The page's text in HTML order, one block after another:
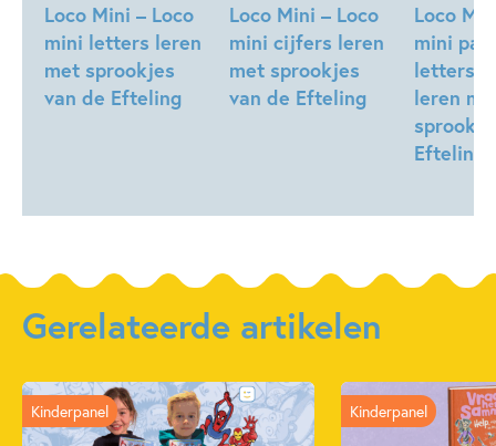
Loco Mini – Loco
mini letters leren
met sprookjes
van de Efteling
Loco Mini – Loco
mini cijfers leren
met sprookjes
van de Efteling
Loco
mini
letters
leren
Efteling
Gerelateerde artikelen
Kinderpanel Kinderpanel